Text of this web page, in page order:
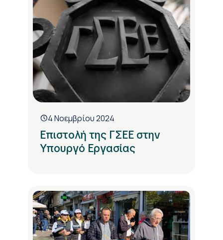
4 Νοεμβρίου 2024
Επιστολή της ΓΣΕΕ στην
Υπουργό Εργασίας